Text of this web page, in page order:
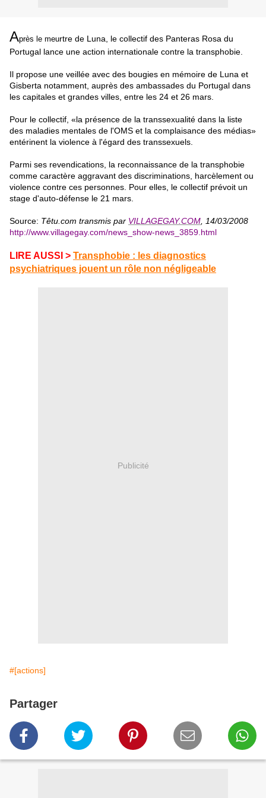
Après le meurtre de Luna, le collectif des Panteras Rosa du
Portugal lance une action internationale contre la transphobie.
Il propose une veillée avec des bougies en mémoire de Luna et
Gisberta notamment, auprès des ambassades du Portugal dans
les capitales et grandes villes, entre les 24 et 26 mars.
Pour le collectif, «la présence de la transsexualité dans la liste
des maladies mentales de l'OMS et la complaisance des médias»
entérinent la violence à l'égard des transsexuels.
Parmi ses revendications, la reconnaissance de la transphobie
comme caractère aggravant des discriminations, harcèlement ou
violence contre ces personnes. Pour elles, le collectif prévoit un
stage d'auto-défense le 21 mars.
Source: Têtu.com transmis par VILLAGEGAY.COM , 14/03/2008
http://www.villagegay.com/news_show-news_3859.html
LIRE AUSSI > Transphobie : les diagnostics
psychiatriques jouent un rôle non négligeable
Publicité
#[actions]
Partager